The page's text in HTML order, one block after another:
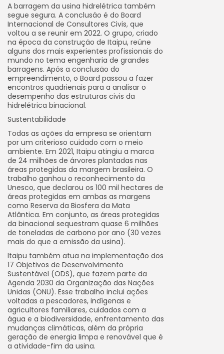
A barragem da usina hidrelétrica também
segue segura. A conclusão é do Board
Internacional de Consultores Civis, que
voltou a se reunir em 2022. O grupo, criado
na época da construção de Itaipu, reúne
alguns dos mais experientes profissionais do
mundo no tema engenharia de grandes
barragens. Após a conclusão do
empreendimento, o Board passou a fazer
encontros quadrienais para a analisar o
desempenho das estruturas civis da
hidrelétrica binacional.
Sustentabilidade
Todas as ações da empresa se orientam
por um criterioso cuidado com o meio
ambiente. Em 2021, Itaipu atingiu a marca
de 24 milhões de árvores plantadas nas
áreas protegidas da margem brasileira. O
trabalho ganhou o reconhecimento da
Unesco, que declarou os 100 mil hectares de
áreas protegidas em ambas as margens
como Reserva da Biosfera da Mata
Atlântica. Em conjunto, as áreas protegidas
da binacional sequestram quase 6 milhões
de toneladas de carbono por ano (30 vezes
mais do que a emissão da usina).
Itaipu também atua na implementação dos
17 Objetivos de Desenvolvimento
Sustentável (ODS), que fazem parte da
Agenda 2030 da Organização das Nações
Unidas (ONU). Esse trabalho inclui ações
voltadas a pescadores, indígenas e
agricultores familiares, cuidados com a
água e a biodiversidade, enfrentamento das
mudanças climáticas, além da própria
geração de energia limpa e renovável que é
a atividade-fim da usina.